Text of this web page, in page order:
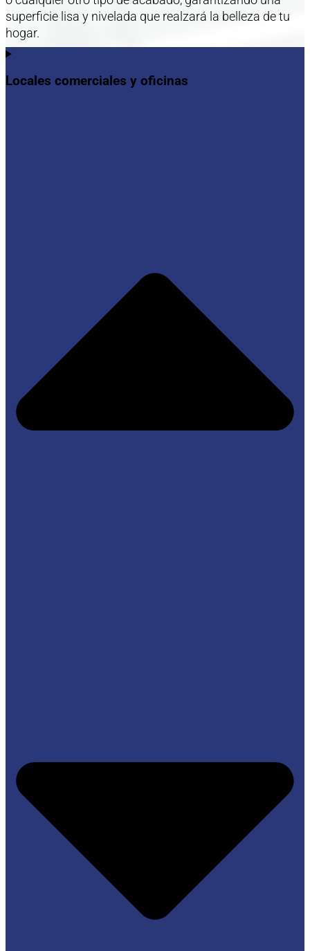
superficie lisa y nivelada que realzará la belleza de tu
hogar.
Locales comerciales y oficinas